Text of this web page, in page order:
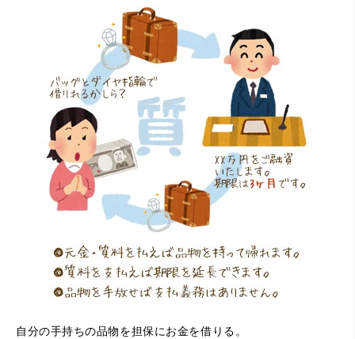
（大阪府寝屋川市）質屋さんは初めてて不安でしたが、他
店買い取りより高く思っていた以上の金額で大満足です。
説明もわかりやすく、優しい話し方の対応でとても良かっ
たです。
自分の手持ちの品物を担保にお金を借りる。